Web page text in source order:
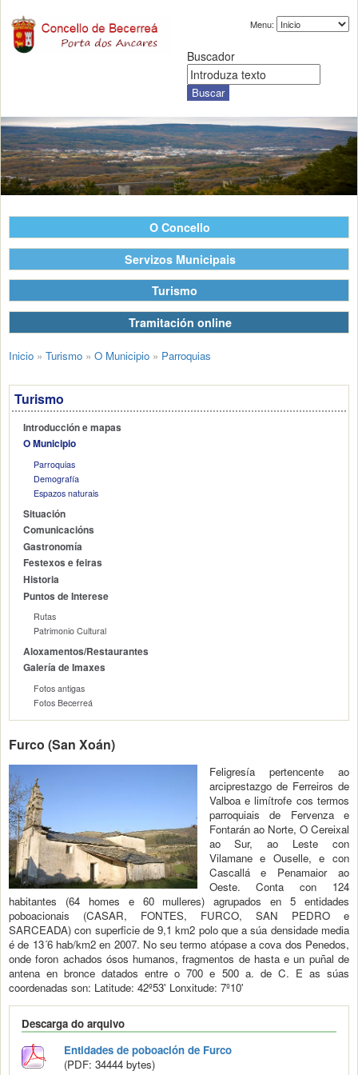
Menu:
Buscador
O Concello
Servizos Municipais
Turismo
Tramitación online
Inicio » Turismo » O Municipio » Parroquias
Turismo
Introducción e mapas
O Municipio
Parroquias
Demografía
Espazos naturais
Situación
Comunicacións
Gastronomía
Festexos e feiras
Historia
Puntos de Interese
Rutas
Patrimonio Cultural
Aloxamentos/Restaurantes
Galería de Imaxes
Fotos antigas
Fotos Becerreá
Furco (San Xoán)
Feligresía pertencente ao
arciprestazgo de Ferreiros de
Valboa e limítrofe cos termos
parroquiais de Fervenza e
Fontarán ao Norte, O Cereixal
ao Sur, ao Leste con
Vilamane e Ouselle, e con
Cascallá e Penamaior ao
Oeste. Conta con 124
habitantes (64 homes e 60 mulleres) agrupados en 5 entidades
poboacionais (CASAR, FONTES, FURCO, SAN PEDRO e
SARCEADA) con superficie de 9,1 km2 polo que a súa densidade media
é de 13´6 hab/km2 en 2007. No seu termo atópase a cova dos Penedos,
onde foron achados ósos humanos, fragmentos de hasta e un puñal de
antena en bronce datados entre o 700 e 500 a. de C. E as súas
coordenadas son: Latitude: 42º53' Lonxitude: 7º10'
Descarga do arquivo
Entidades de poboación de Furco
(PDF: 34444 bytes)